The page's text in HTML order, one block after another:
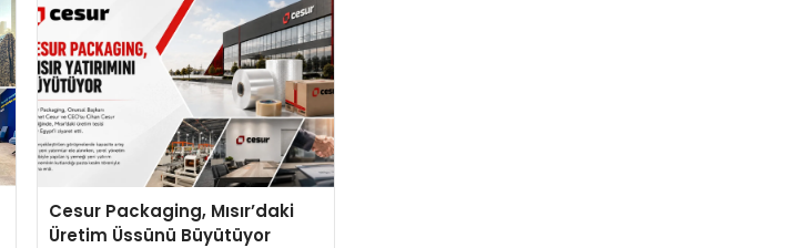
Cesur Packaging, Mısır’daki
Üretim Üssünü Büyütüyor